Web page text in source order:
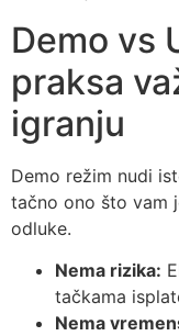
Demo vs
praksa
igranju
Demo režim nudi
tačno ono što vam
odluke.
Nema rizika:
tačkama
Nema